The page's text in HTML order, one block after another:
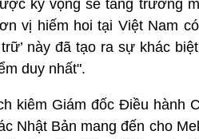
kỳ vọng sẽ tăng trưởng
vị hiếm hoi tại Việt Nam
này đã tạo ra sự khác
duy nhất".
kiêm Giám đốc Điều hành
Nhật Bản mang đến cho